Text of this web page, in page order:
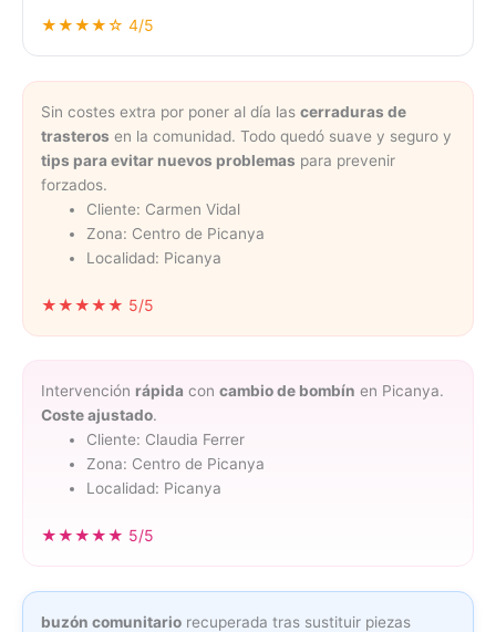
★★★★☆ 4/5
Sin costes extra por poner al día las cerraduras de
trasteros en la comunidad. Todo quedó suave y seguro y
tips para evitar nuevos problemas para prevenir
forzados.
Cliente: Carmen Vidal
Zona: Centro de Picanya
Localidad: Picanya
★★★★★ 5/5
Intervención rápida con cambio de bombín en Picanya.
Coste ajustado.
Cliente: Claudia Ferrer
Zona: Centro de Picanya
Localidad: Picanya
★★★★★ 5/5
buzón comunitario recuperada tras sustituir piezas